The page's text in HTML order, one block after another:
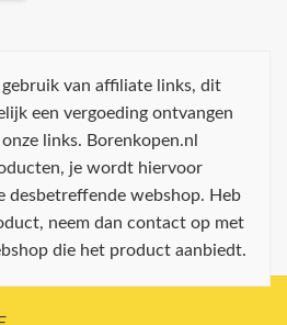
van affiliate links, dit
een vergoeding ontvangen
links. Borenkopen.nl
je wordt hiervoor
desbetreffende webshop. Heb
neem dan contact op met
die het product aanbiedt.